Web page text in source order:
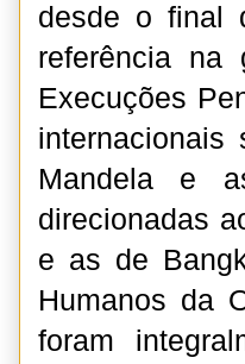
desde o final
referência na
Execuções
Mandela e
direcionadas
e as de
Humanos da
foram